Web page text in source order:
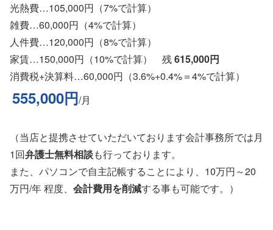
光熱費…105,000円（7%で計算）
雑費…60,000円（4%で計算）
人件費…120,000円（8%で計算）
家賃…150,000円（10%で計算） 残615,000円
消費税+決算料…60,000円（3.6%+0.4%＝4%で計算）
555,000円/月
（当店と提携させていただいております会計事務所では月
1回弁護士無料相談も行っております。
また、パソコンで自主記帳することにより、10万円～20
万円/年 程度、 会計費用を削減する事も可能です。）